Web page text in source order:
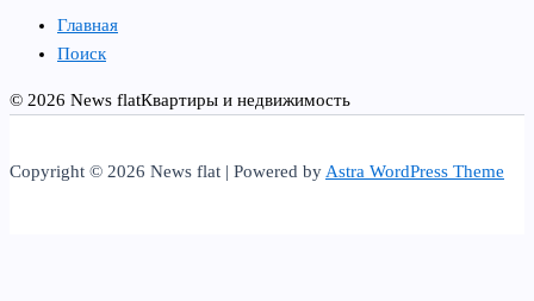
Главная
Поиск
© 2026 News flatКвартиры и недвижимость
Copyright © 2026 News flat | Powered by Astra WordPress Theme